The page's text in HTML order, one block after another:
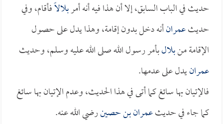
حديث في الباب السابق، إلا أن هذا فيه أنه أمربلالاًفأقام، وفي
حديثعمرانأنه دخل بدون إقامة، وهذا يدل على حصول
الإقامة منبلالبأمر رسول الله صلى الله عليه وسلم، وحديث
عمرانيدل على عدمها.
فالإتيان بها سائغ كما أتى في هذا الحديث، وعدم الإتيان بها سائغ
كما جاء في حديثعمران بن حصينرضي الله عنه.